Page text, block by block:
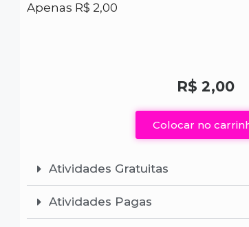
Apenas R$ 2,00
R$ 2,00
Colocar no
Atividades Gratuitas
Atividades Pagas